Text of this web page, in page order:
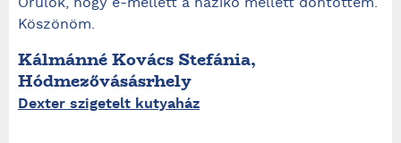
Köszönöm.
Kálmánné Kovács Stefánia,
Hódmezővásásrhely
Dexter szigetelt kutyaház